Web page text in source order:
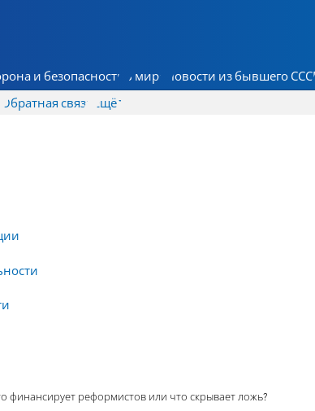
и безопасность В мире Новости из бывшего СССР
Обратная связь Ещё
финансирует реформистов или что скрывает ложь?